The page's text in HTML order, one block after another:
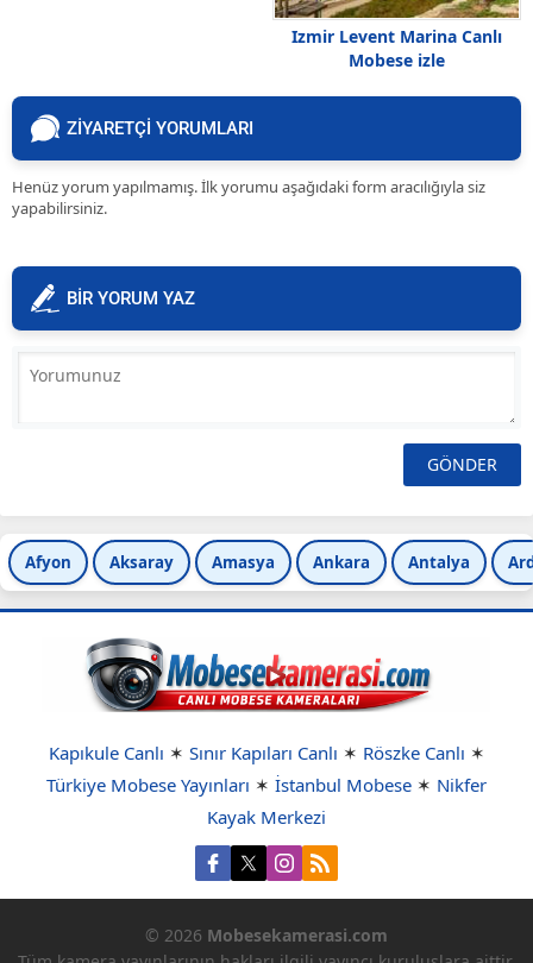
Izmir Levent Marina Canlı
Mobese izle
ZİYARETÇİ YORUMLARI
Henüz yorum yapılmamış. İlk yorumu aşağıdaki form aracılığıyla siz
yapabilirsiniz.
BİR YORUM YAZ
Afyon Aksaray Amasya Ankara Antalya
Kapıkule Canlı ✶ Sınır Kapıları Canlı ✶ Röszke Canlı ✶
Türkiye Mobese Yayınları ✶ İstanbul Mobese ✶ Nikfer
Kayak Merkezi
© 2026 Mobesekamerasi.com